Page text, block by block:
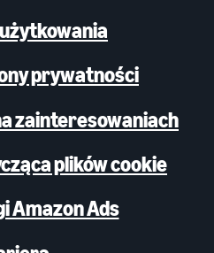
prywatności
zainteresowaniach
plików cookie
Amazon Ads